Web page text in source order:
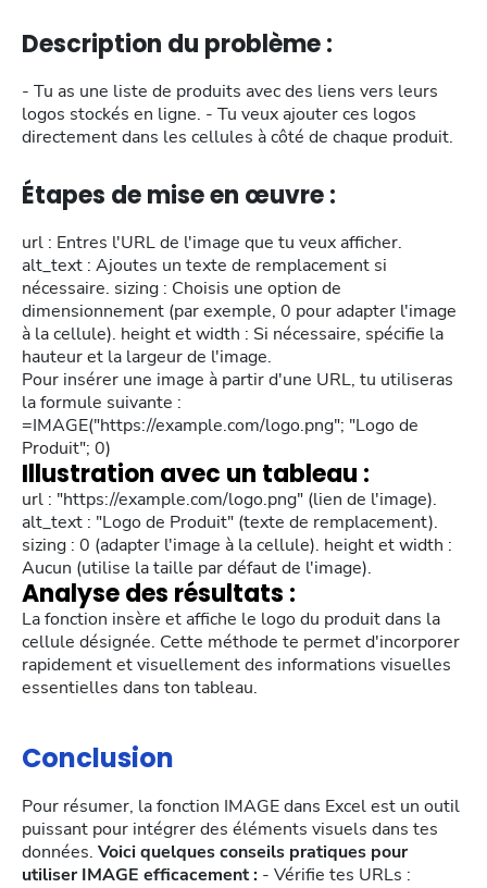
Description du problème :
- Tu as une liste de produits avec des liens vers leurs
logos stockés en ligne. - Tu veux ajouter ces logos
directement dans les cellules à côté de chaque produit.
Étapes de mise en œuvre :
url : Entres l'URL de l'image que tu veux afficher.
alt_text : Ajoutes un texte de remplacement si
nécessaire. sizing : Choisis une option de
dimensionnement (par exemple, 0 pour adapter l'image
à la cellule). height et width : Si nécessaire, spécifie la
hauteur et la largeur de l'image.
Pour insérer une image à partir d'une URL, tu utiliseras
la formule suivante :
=IMAGE("https://example.com/logo.png"; "Logo de
Produit"; 0)
Illustration avec un tableau :
url : "https://example.com/logo.png" (lien de l'image).
alt_text : "Logo de Produit" (texte de remplacement).
sizing : 0 (adapter l'image à la cellule). height et width :
Aucun (utilise la taille par défaut de l'image).
Analyse des résultats :
La fonction insère et affiche le logo du produit dans la
cellule désignée. Cette méthode te permet d'incorporer
rapidement et visuellement des informations visuelles
essentielles dans ton tableau.
Conclusion
Pour résumer, la fonction IMAGE dans Excel est un outil
puissant pour intégrer des éléments visuels dans tes
données. Voici quelques conseils pratiques pour
utiliser IMAGE efficacement : - Vérifie tes URLs :